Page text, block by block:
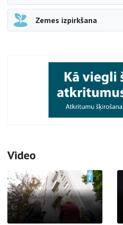
Zemes izpirkšana
Video